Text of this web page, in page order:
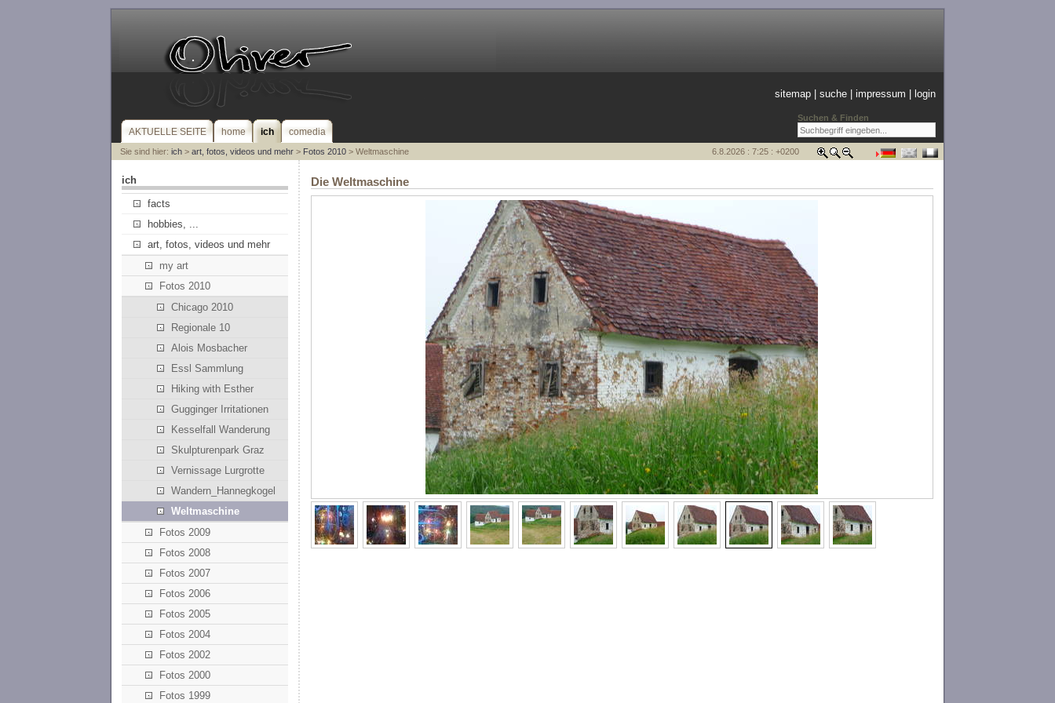
Suchen & Finden
sitemap |suche |impressum login
AKTUELLE SEITE home ich comedia
Sie sind hier: ich> art, fotos, videos und mehr> Fotos 2010> Weltmaschine 6.8.2026 : 7:25 : +0200
ich
facts
hobbies, ...
art, fotos, videos und mehr
my art
Fotos 2010
Chicago 2010
Regionale 10
Alois Mosbacher
Essl Sammlung
Hiking with Esther
Gugginger Irritationen
Kesselfall Wanderung
Skulpturenpark Graz
Vernissage Lurgrotte
Wandern_Hannegkogel
Weltmaschine
Fotos 2009
Fotos 2008
Fotos 2007
Fotos 2006
Fotos 2005
Fotos 2004
Fotos 2002
Fotos 2000
Fotos 1999
Die Weltmaschine